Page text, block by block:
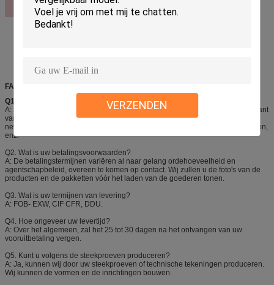
VERZENDEN
FAQ
Q1.
A: Ja, zijn wij Shenzhen I-als Fijn Chemisch product een professionele fabrikant
van aërosolproducten, vooral in de producten van de autozorg, Aeropak-
nevelverven, bandverzegelaar en inflatoren, luchtstofdoeken, nevelkleefstoffen,
enz.
Q2. Wat is uw betalingsvoorwaarden?
A: De betalingstermijnen variëren al naar gelang ordehoeveelheid en
agentschapbeleid, overeen te komen op contact. Wij zullen u de foto's van de
producten en de pakketten vóór het laden van de goederen tonen.
Q3. Wat is uw termijnen van levering?
A: FOB- EXW, CIF CFR, DDU.
Q4. Hoe ongeveer uw levertijd?
A: Over het algemeen, zal het 25 tot 30 dagen na het ontvangen van uw
vooruitbetaling vergen.
Q5. Kunt u volgens de steekproeven produceren?
A: Ja, kunnen wij door uw steekproeven of technische tekeningen produceren.
Wij kunnen de vormen en de inrichtingen bouwen.